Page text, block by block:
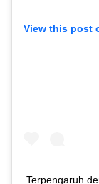
View this post
Terpengaruh